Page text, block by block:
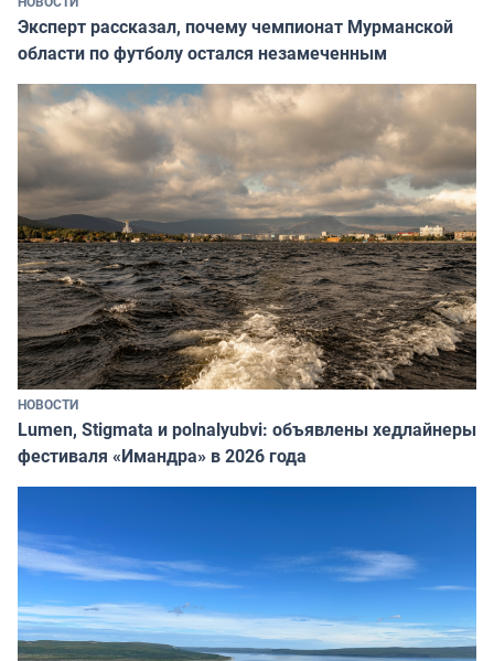
Эксперт рассказал, почему чемпионат Мурманской
области по футболу остался незамеченным
НОВОСТИ
Lumen, Stigmata и polnalyubvi: объявлены хедлайнеры
фестиваля «Имандра» в 2026 года